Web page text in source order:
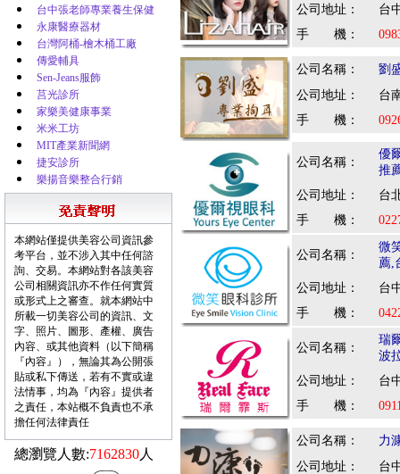
台中張老師專業養生保健
永康醫療器材
台灣阿桶-檜木桶工廠
傳愛輔具
Sen-Jeans服飾
莒光診所
家樂美健康事業
米米工坊
MIT產業新聞網
捷安診所
樂揚音樂整合行銷
本網站僅提供美容公司資訊參
考平台，並不涉入其中任何諮
詢、交易。本網站對各該美容
公司相關資訊亦不作任何實質
或形式上之審查。就本網站中
所載一切美容公司的資訊、文
字、照片、圖形、產權、廣告
內容、或其他資料（以下簡稱
『內容』），無論其為公開張
貼或私下傳送，若有不實或違
法情事，均為『內容』提供者
之責任，本站概不負責也不承
擔任何法律責任
總瀏覽人數:7162830人
公司地址：
台
手 機：
公司名稱：
劉
公司地址：
台
手 機：
公司名稱：
優
推
公司地址：
台
手 機：
公司名稱：
微
薦,
公司地址：
台
手 機：
公司名稱：
瑞
波
公司地址：
台
手 機：
公司名稱：
力
公司地址：
台